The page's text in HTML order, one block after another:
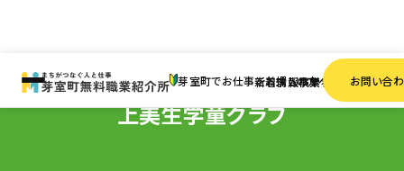
芽室町でお仕事をお探しの方へ
新着情報求人検索事業者一覧お問い合
上美生学童クラブ